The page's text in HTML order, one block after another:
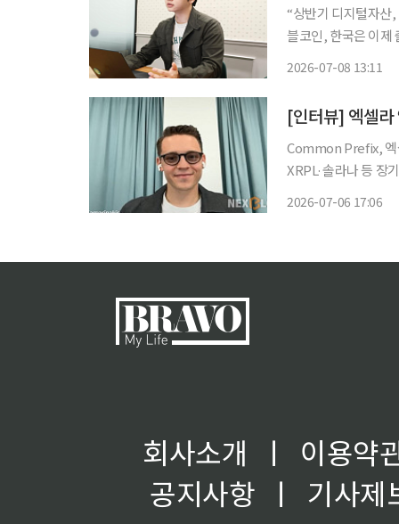
“상반기 디지털자산
블코인, 한국은 이제
2026-07-08 13:11
[인터뷰] 엑셀
Common Prefix, 엑
XRPL·솔라나 등 장
2026-07-06 17:06
회사소개 ㅣ
이용약
공지사항
ㅣ
기사제